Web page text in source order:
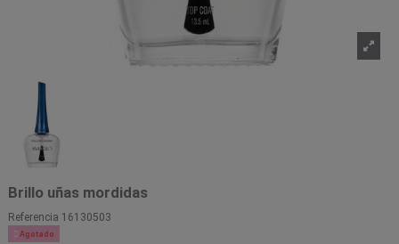
Brillo uñas mordidas
Referencia 16130503
 Agotado